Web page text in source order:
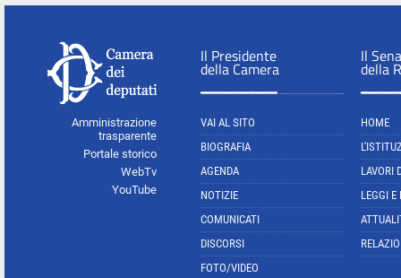
Amministrazione
trasparente
Portale storico
WebTv
YouTube
Il Presidente
della Camera
VAI AL SITO
BIOGRAFIA
AGENDA
NOTIZIE
COMUNICATI
DISCORSI
FOTO/VIDEO
Il
della
HOME
LAVORI
LEGGI E